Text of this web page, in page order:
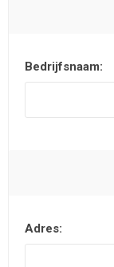
Bedrijfsnaam:
Adres: